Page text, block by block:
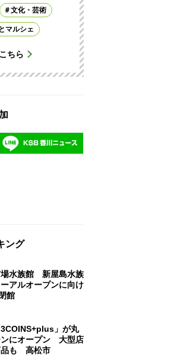
文化・芸術
マルシェ
ちら
ング
場水族館 新屋島水族
アルオープンに向け
館
3COINS+plus」が丸
ンにオープン 大型店
品も 高松市